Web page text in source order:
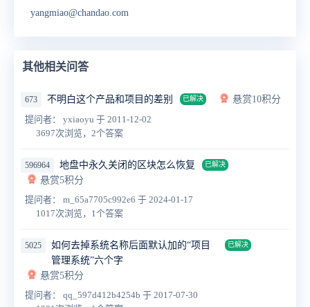
yangmiao@chandao.com
其他相关问答
673 不明白这个产品和项目的差别 已解决
悬赏10积分
提问者： yxiaoyu 于 2011-12-02
3697次浏览，2个答案
596964 地盘中永久关闭的区块怎么恢复 已解决
悬赏5积分
提问者： m_65a7705c992e6 于 2024-01-17
1017次浏览，1个答案
5025
如何去掉系统名称后面默认加的“项目
管理系统”六个字
已解决
悬赏5积分
提问者： qq_597d412b4254b 于 2017-07-30